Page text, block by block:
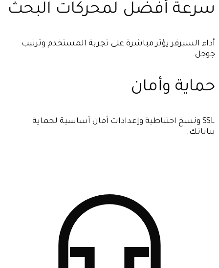
سرعة أفضل لمحركات البحث
أداء السيرفر يؤثر مباشرة على تجربة المستخدم وترتيب
جوجل.
حماية وأمان
SSL ونسخ احتياطية وإعدادات أمان أساسية لحماية
بياناتك.